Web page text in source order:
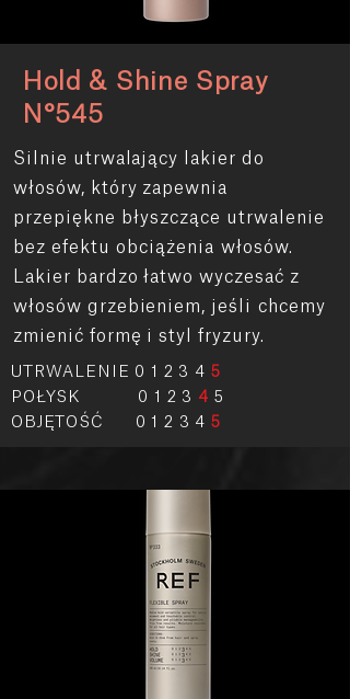
Hold & Shine Spray
N°545
Silnie utrwalający lakier do
włosów, który zapewnia
przepiękne błyszczące utrwalenie
bez efektu obciążenia włosów.
Lakier bardzo łatwo wyczesać z
włosów grzebieniem, jeśli chcemy
zmienić formę i styl fryzury.
UTRWALENIE 0 1 2 3 4 5
POŁYSK 0 1 2 3 4 5
OBJĘTOŚĆ 0 1 2 3 45